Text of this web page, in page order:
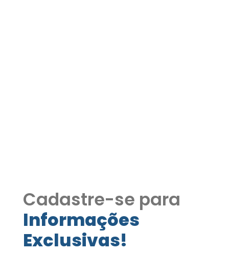
Cadastre-se para
Informações
Exclusivas!